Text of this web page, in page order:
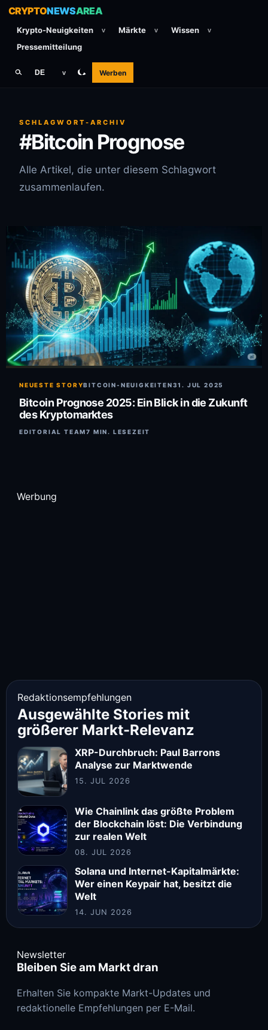
CRYPTONEWSAREA
Krypto-Neuigkeiten v Märkte v Wissen v
Pressemitteilung
DE v Werben
SCHLAGWORT-ARCHIV
#Bitcoin Prognose
Alle Artikel, die unter diesem Schlagwort
zusammenlaufen.
NEUESTE STORYBITCOIN-NEUIGKEITEN31. JUL 2025
Bitcoin Prognose 2025: Ein Blick in die Zukunft
des Kryptomarktes
EDITORIAL TEAM7 MIN. LESEZEIT
Werbung
Redaktionsempfehlungen
Ausgewählte Stories mit
größerer Markt-Relevanz
XRP-Durchbruch: Paul Barrons
Analyse zur Marktwende
15. JUL 2026
Wie Chainlink das größte Problem
der Blockchain löst: Die Verbindung
zur realen Welt
08. JUL 2026
Solana und Internet-Kapitalmärkte:
Wer einen Keypair hat, besitzt die
Welt
14. JUN 2026
Newsletter
Bleiben Sie am Markt dran
Erhalten Sie kompakte Markt-Updates und
redaktionelle Empfehlungen per E-Mail.